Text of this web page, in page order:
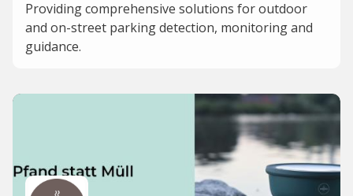
Providing comprehensive solutions for outdoor
and on-street parking detection, monitoring and
guidance.